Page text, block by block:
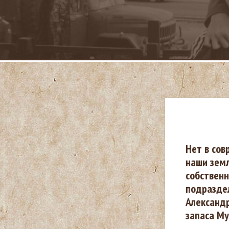
В
ы
з
д
Нет в
наши
запаса